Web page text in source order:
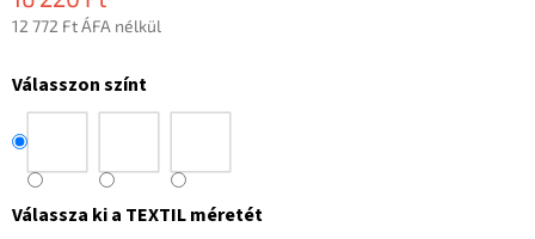
12 772 Ft ÁFA nélkül
Válasszon színt
Válassza ki a TEXTIL méretét